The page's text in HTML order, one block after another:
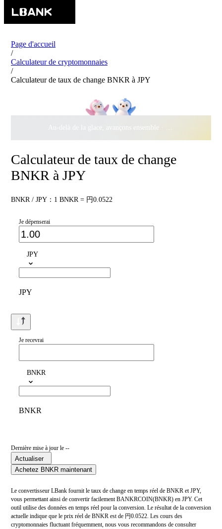
Page d'accueil
/
Calculateur de cryptomonnaies
/
Calculateur de taux de change BNKR à JPY
Au-delà de la glace, avançons ensemble ·
500 000 $
Calculateur de taux de change
BNKR à JPY
BNKR / JPY：1 BNKR = 円0.0522
Je dépenserai
JPY
JPY
Je recevrai
BNKR
BNKR
Dernière mise à jour le --
Actualiser
Achetez BNKR maintenant
Le convertisseur LBank fournit le taux de change en temps réel de BNKR et JPY,
vous permettant ainsi de convertir facilement BANKRCOIN(BNKR) en JPY. Cet
outil utilise des données en temps réel pour la conversion. Le résultat de la conversion
actuelle indique que le prix réel de BNKR est de 円0.0522. Les cours des
cryptomonnaies fluctuant fréquemment, nous vous recommandons de consulter